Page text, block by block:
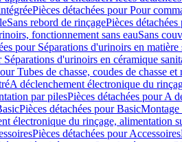
Pièces détachées pour Pour
Sans rebord de rinçagePièces
fonctionnement sans eauSans
pour Séparations d'urinoirs en
Séparations d'urinoirs en céramique
Tubes de chasse, coudes de chasse et
A déclenchement électronique du
par pilesPièces détachées pour A
Pièces détachées pour BasicMontage
électronique du rinçage, alimentation
Pièces détachées pour Accessoires